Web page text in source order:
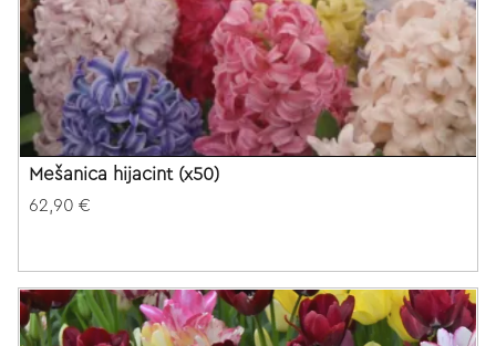
Mešanica hijacint (x50)
62,90 €